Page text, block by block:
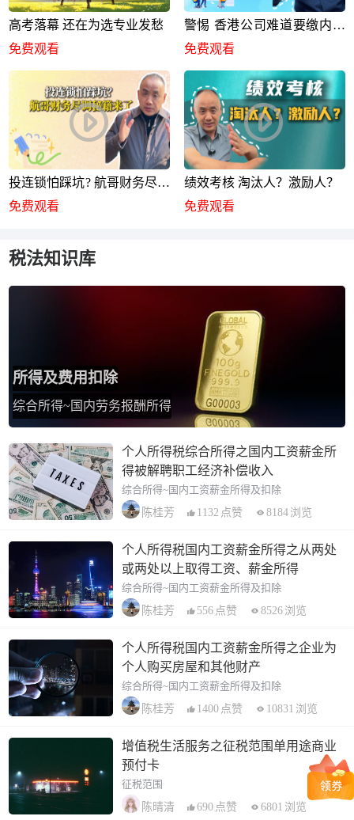
高考落幕 还在为选专业发愁
免费观看
警惕 香港公司难道要缴内地
企业所得税
免费观看
投连锁怕踩坑? 航哥财务尽调
秘籍来了
免费观看
绩效考核 淘汰人？激励人？
免费观看
税法知识库
所得及费用扣除
综合所得~国内劳务报酬所得
个人所得税综合所得之国内工资薪金所
得被解聘职工经济补偿收入
综合所得~国内工资薪金所得及扣除
陈桂芳
1132 点赞 8184 浏览
个人所得税国内工资薪金所得之从两处
或两处以上取得工资、薪金所得
综合所得~国内工资薪金所得及扣除
陈桂芳
556 点赞 8526 浏览
个人所得税国内工资薪金所得之企业为
个人购买房屋和其他财产
综合所得~国内工资薪金所得及扣除
陈桂芳
1400 点赞 10831 浏览
增值税生活服务之征税范围单用途商业
预付卡
征税范围
陈晴清
690 点赞 6801 浏览